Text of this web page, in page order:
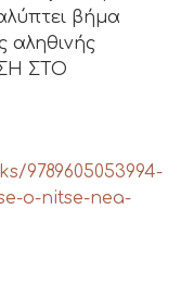
βήμα
αληθινής
ΣΤΟ
9789605053994-
o-nitse-nea-